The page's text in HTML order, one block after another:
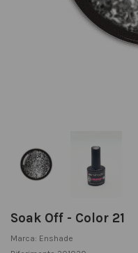
Soak Off - Color 21
Marca: Enshade